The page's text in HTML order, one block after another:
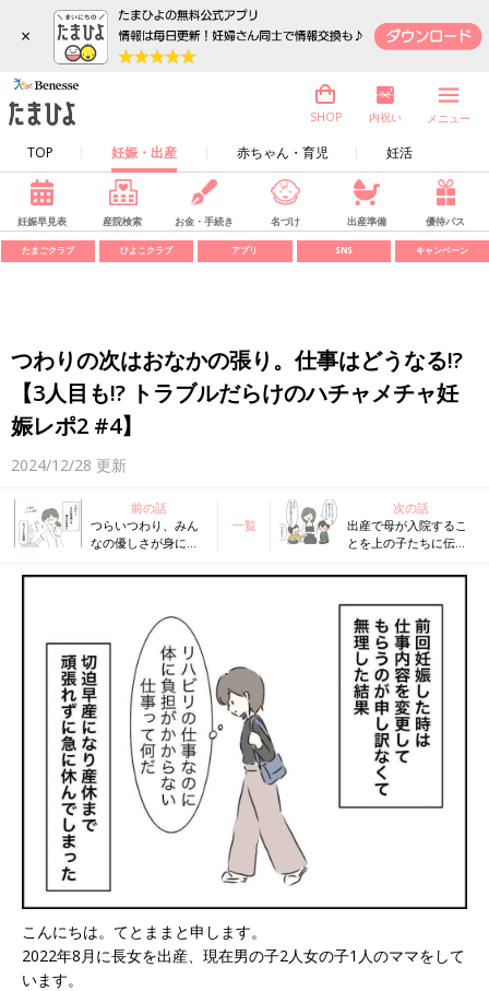
×
TOP 妊娠・出産 赤ちゃん・育児 妊活
SHOP 内祝い メニュー
妊娠早見表 産院検索 お金・手続き 名づけ 出産準備 優待パス
たまごクラブ ひよこクラブ アプリ SNS キャンペーン
つわりの次はおなかの張り。仕事はどうなる!?
【3人目も!? トラブルだらけのハチャメチャ妊
娠レポ2 #4】
2024/12/28 更新
前の話
つらいつわり、みん
なの優しさが身に沁
ブルだらけのハチャ
一覧
次の話
出産で母が入院するこ
とを上の子たちに伝え
ラブルだらけのハチャ
こんにちは。てとままと申します。
2022年8月に長女を出産、現在男の子2人女の子1人のママをして
います。